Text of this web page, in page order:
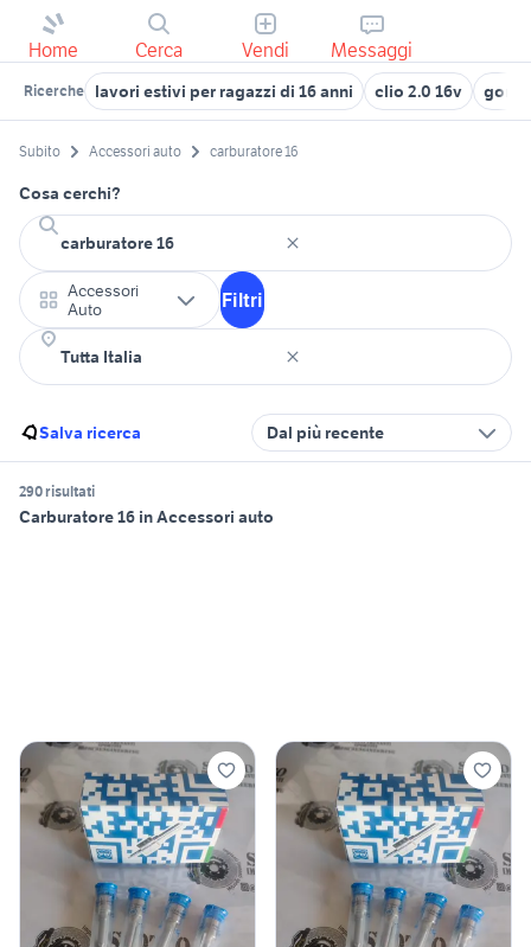
Home Cerca Vendi Messaggi
Ricerche lavori estivi per ragazzi di 16 anni clio 2.0 16v
Subito Accessori auto carburatore 16
Cosa cerchi?
Accessori
Auto
Filtri
Salva ricerca Dal più recente
290 risultati
Carburatore 16 in Accessori auto